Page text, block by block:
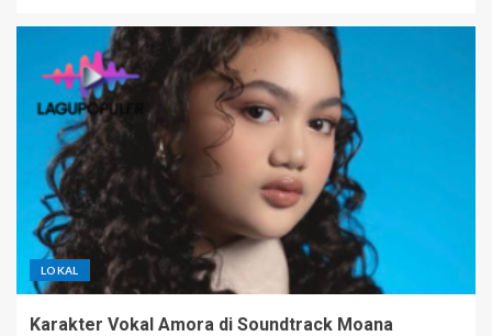
LOKAL
Karakter Vokal Amora di Soundtrack Moana